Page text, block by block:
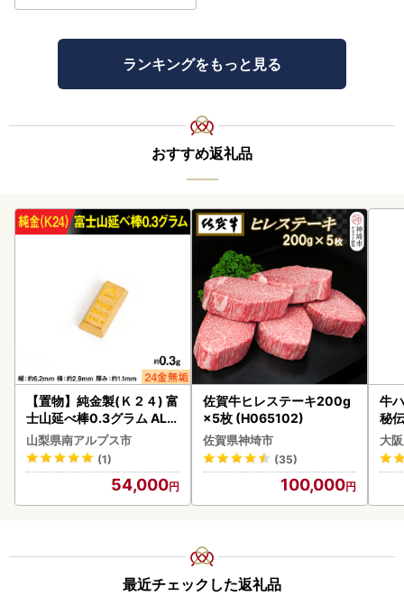
ランキングをもっと見る
おすすめ返礼品
【置物】純金製(Ｋ２４) 富
士山延べ棒0.3グラム ALP
BK193
山梨県南アルプス市
(1)
54,000
佐賀牛ヒレステーキ200g
×5枚 (H065102)
佐賀県神埼市
(35)
100,000
牛
秘
焼
大
最近チェックした返礼品